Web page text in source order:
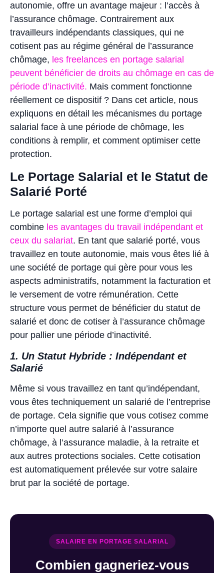
autonomie, offre un avantage majeur : l’accès à
l’assurance chômage. Contrairement aux
travailleurs indépendants classiques, qui ne
cotisent pas au régime général de l’assurance
chômage, les freelances en portage salarial
peuvent bénéficier de droits au chômage en cas de
période d’inactivité. Mais comment fonctionne
réellement ce dispositif ? Dans cet article, nous
expliquons en détail les mécanismes du portage
salarial face à une période de chômage, les
conditions à remplir, et comment optimiser cette
protection.
Le Portage Salarial et le Statut de
Salarié Porté
Le portage salarial est une forme d’emploi qui
combine les avantages du travail indépendant et
ceux du salariat. En tant que salarié porté, vous
travaillez en toute autonomie, mais vous êtes lié à
une société de portage qui gère pour vous les
aspects administratifs, notamment la facturation et
le versement de votre rémunération. Cette
structure vous permet de bénéficier du statut de
salarié et donc de cotiser à l’assurance chômage
pour pallier une période d’inactivité.
1. Un Statut Hybride : Indépendant et
Salarié
Même si vous travaillez en tant qu’indépendant,
vous êtes techniquement un salarié de l’entreprise
de portage. Cela signifie que vous cotisez comme
n’importe quel autre salarié à l’assurance
chômage, à l’assurance maladie, à la retraite et
aux autres protections sociales. Cette cotisation
est automatiquement prélevée sur votre salaire
brut par la société de portage.
SALAIRE EN PORTAGE SALARIAL
Combien gagneriez-vous